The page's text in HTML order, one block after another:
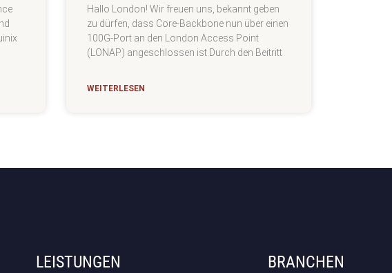
Hallo London! Wir freuen uns, bekannt geben
zu dürfen, dass Core-Backbone nun über einen
100G-Port an den London Access Point
(LONAP) angeschlossen ist.Durch den Beitritt
WEITERLESEN
LEISTUNGEN BRANCHEN